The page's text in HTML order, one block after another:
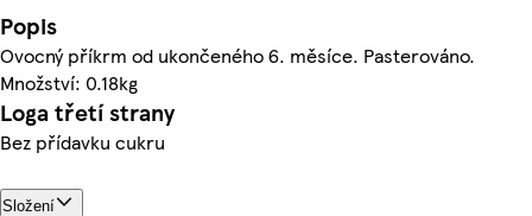
Popis
Ovocný příkrm od ukončeného 6. měsíce. Pasterováno.
Množství: 0.18kg
Loga třetí strany
Bez přídavku cukru
Složení